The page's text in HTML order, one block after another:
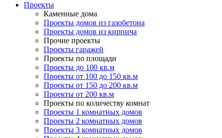
Проекты
Каменные дома
Проекты домов из газобетона
Проекты домов из кирпича
Прочие проекты
Проекты гаражей
Проекты по площади
Проекты до 100 кв.м
Проекты от 100 до 150 кв.м
Проекты от 150 до 200 кв.м
Проекты от 200 кв.м
Проекты по количеству комнат
Проекты 1 комнатных домов
Проекты 2 комнатных домов
Проекты 3 комнатных домов